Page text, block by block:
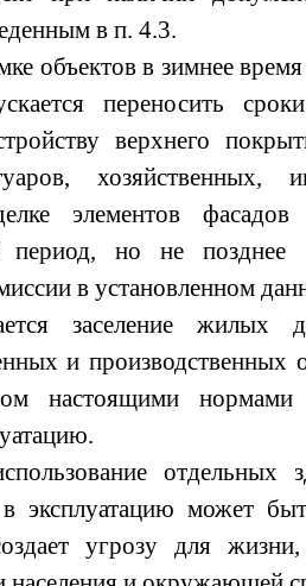
в п. 4.3.
объектов в зимнее
переносить
верхнего
хозяйственных,
элементов
период, но не
в установленном
заселение жилых
и производственных
настоящими
эксплуатацию может
угрозу для